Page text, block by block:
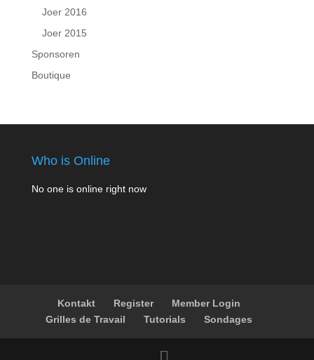
Joer 2016
Joer 2015
Sponsoren
Boutique
Who is Online
No one is online right now
Kontakt Register
Member Login
Grilles de Travail
Tutorials Sondages